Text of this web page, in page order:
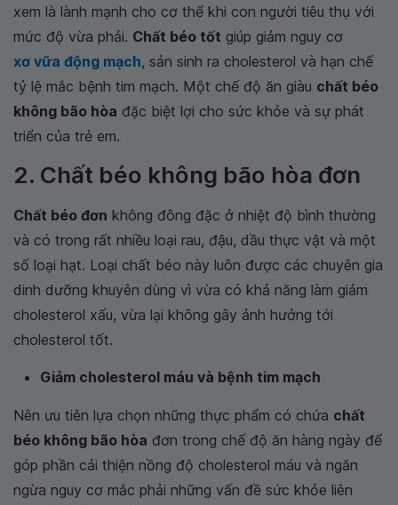
xem là lành mạnh cho cơ thể khi con người tiêu thụ với
mức độ vừa phải. Chất béo tốt giúp giảm nguy cơ
xơ vữa động mạch, sản sinh ra cholesterol và hạn chế
tỷ lệ mắc bệnh tim mạch. Một chế độ ăn giàu chất béo
không bão hòa đặc biệt lợi cho sức khỏe và sự phát
triển của trẻ em.
2. Chất béo không bão hòa đơn
Chất béo đơn không đông đặc ở nhiệt độ bình thường
và có trong rất nhiều loại rau, đậu, dầu thực vật và một
số loại hạt. Loại chất béo này luôn được các chuyên gia
dinh dưỡng khuyên dùng vì vừa có khả năng làm giảm
cholesterol xấu, vừa lại không gây ảnh hưởng tới
cholesterol tốt.
Giảm cholesterol máu và bệnh tim mạch
Nên ưu tiên lựa chọn những thực phẩm có chứa chất
béo không bão hòa đơn trong chế độ ăn hàng ngày để
góp phần cải thiện nồng độ cholesterol máu và ngăn
ngừa nguy cơ mắc phải những vấn đề sức khỏe liên